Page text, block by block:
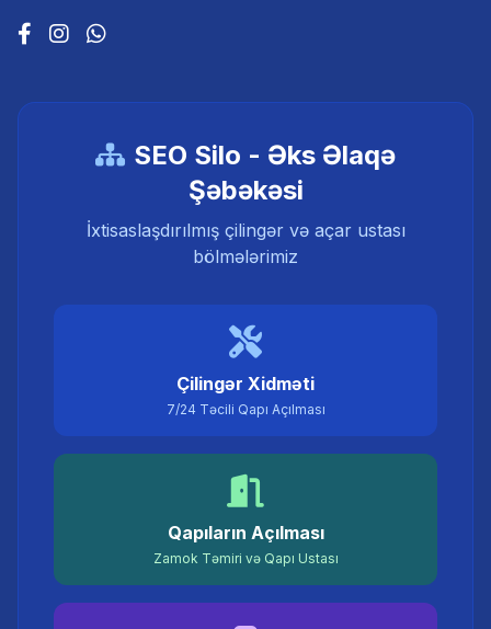
SEO Silo - Əks Əlaqə
Şəbəkəsi
İxtisaslaşdırılmış çilingər və açar ustası
bölmələrimiz
Çilingər Xidməti
7/24 Təcili Qapı Açılması
Qapıların Açılması
Zamok Təmiri və Qapı Ustası